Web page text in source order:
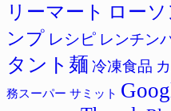
リーマート ローソ
ンプ レシピ レンチン
タント麺 冷凍食品
務スーパー サミット